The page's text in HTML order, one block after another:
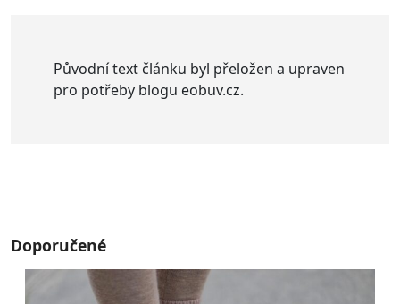
Původní text článku byl přeložen a upraven
pro potřeby blogu eobuv.cz.
Doporučené